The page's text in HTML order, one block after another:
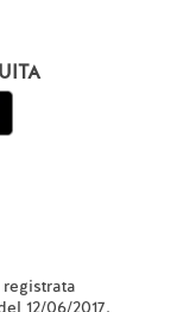
12/06/2017.